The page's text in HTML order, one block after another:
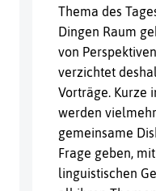
Thema des
Dingen Raum
von
verzichtet
Vorträge. Kurze
werden
gemeinsame
Frage geben,
linguistischen